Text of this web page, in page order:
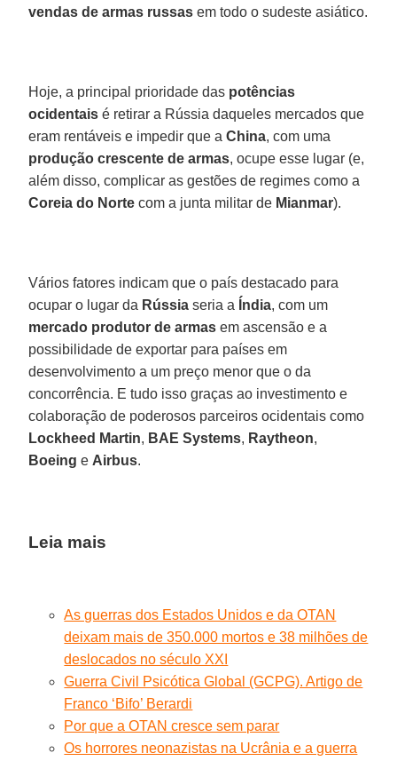
vendas de armas russas em todo o sudeste asiático.
Hoje, a principal prioridade das potências
ocidentais é retirar a Rússia daqueles mercados que
eram rentáveis e impedir que aChina, com uma
produção crescente de armas, ocupe esse lugar (e,
além disso, complicar as gestões de regimes como a
Coreia do Norte com a junta militar de Mianmar).
Vários fatores indicam que o país destacado para
ocupar o lugar da Rússia seria a Índia, com um
mercado produtor de armas em ascensão e a
possibilidade de exportar para países em
desenvolvimento a um preço menor que o da
concorrência. E tudo isso graças ao investimento e
colaboração de poderosos parceiros ocidentais como
Lockheed Martin, BAE Systems, Raytheon,
Boeing e Airbus.
Leia mais
As guerras dos Estados Unidos e da OTAN
deixam mais de 350.000 mortos e 38 milhões de
deslocados no século XXI
Guerra Civil Psicótica Global (GCPG). Artigo de
Franco ‘Bifo’ Berardi
Por que a OTAN cresce sem parar
Os horrores neonazistas na Ucrânia e a guerra